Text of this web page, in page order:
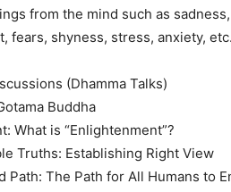
from the mind such as
fears, shyness, stress, anxiety, etc.
(Dhamma Talks)
Buddha
What is “Enlightenment”?
Truths: Establishing Right View
Path: The Path for All Humans to